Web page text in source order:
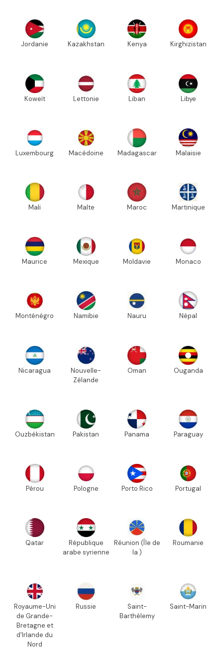
Jordanie Kazakhstan Kenya Kirghizistan
Koweït Lettonie Liban Libye
Luxembourg Macédoine Madagascar Malaisie
Mali Malte Maroc Martinique
Maurice Mexique Moldavie Monaco
Monténégro Namibie Nauru Népal
Nicaragua
Nouvelle-
Zélande
Oman Ouganda
Ouzbékistan Pakistan Panama Paraguay
Pérou Pologne Porto Rico Portugal
Qatar
République
arabe syrienne
Réunion (Île de
la )
Roumanie
Royaume-Uni
de Grande-
Bretagne et
d'Irlande du
Nord
Russie
Saint-
Barthélemy
Saint-Marin